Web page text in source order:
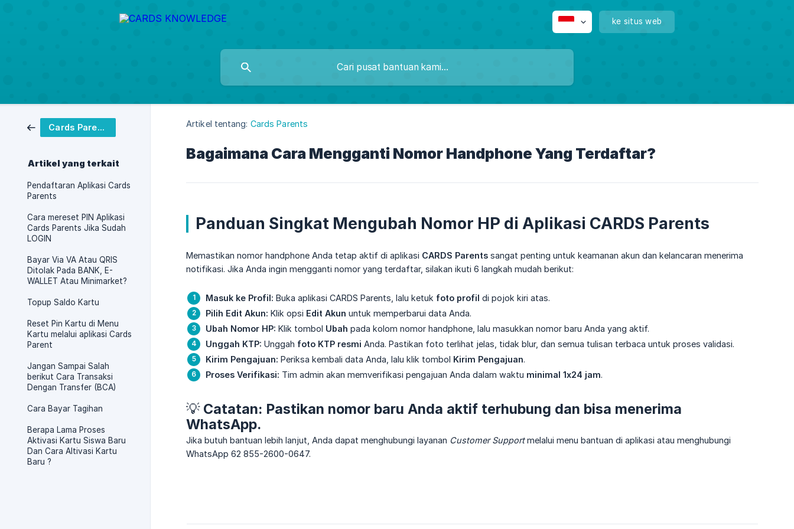
ke situs web
Cards Parents
Artikel yang terkait
Pendaftaran Aplikasi Cards
Parents
Cara mereset PIN Aplikasi
Cards Parents Jika Sudah
LOGIN
Bayar Via VA Atau QRIS
Ditolak Pada BANK, E-
WALLET Atau Minimarket?
Topup Saldo Kartu
Reset Pin Kartu di Menu
Kartu melalui aplikasi Cards
Parent
Jangan Sampai Salah
berikut Cara Transaksi
Dengan Transfer (BCA)
Cara Bayar Tagihan
Berapa Lama Proses
Aktivasi Kartu Siswa Baru
Dan Cara Altivasi Kartu
Baru ?
Artikel tentang: Cards Parents
Bagaimana Cara Mengganti Nomor Handphone Yang Terdaftar?
Panduan Singkat Mengubah Nomor HP di Aplikasi CARDS Parents
Memastikan nomor handphone Anda tetap aktif di aplikasi CARDS Parents sangat penting untuk keamanan akun dan kelancaran menerima
notifikasi. Jika Anda ingin mengganti nomor yang terdaftar, silakan ikuti 6 langkah mudah berikut:
Masuk ke Profil: Buka aplikasi CARDS Parents, lalu ketuk foto profil di pojok kiri atas.
Pilih Edit Akun: Klik opsi Edit Akun untuk memperbarui data Anda.
Ubah Nomor HP: Klik tombol Ubah pada kolom nomor handphone, lalu masukkan nomor baru Anda yang aktif.
Unggah KTP: Unggah foto KTP resmi Anda. Pastikan foto terlihat jelas, tidak blur, dan semua tulisan terbaca untuk proses validasi.
Kirim Pengajuan: Periksa kembali data Anda, lalu klik tombol Kirim Pengajuan.
Proses Verifikasi: Tim admin akan memverifikasi pengajuan Anda dalam waktu minimal 1x24 jam.
💡 Catatan: Pastikan nomor baru Anda aktif terhubung dan bisa menerima
WhatsApp.
Jika butuh bantuan lebih lanjut, Anda dapat menghubungi layanan Customer Supportmelalui menu bantuan di aplikasi atau menghubungi
WhatsApp 62 855-2600-0647.